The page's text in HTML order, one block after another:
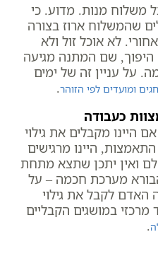
משלוח מנות. מדוע. כי
שהמשלוח ארוז בצורה
לא אוכל זול ולא
היפוך, שם המתנה מגיעה
על עניין זה של ימים
חגים ומועדים לפי הזוהר.
כעבודה
היינו מקבלים את גילוי
היינו מרגישים
ואין יתכן שתצא מתחת
הבורא מערכת חכמה – על
האדם לקבל את גילוי
מרכזי במושגים הקבליים
.